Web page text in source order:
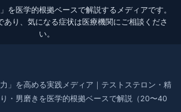
を医学的根拠ベースで解説するメディアです。
あり、気になる症状は医療機関にご相談くださ
い。
」を高める実践メディア｜テストステロン・精
・男磨きを医学的根拠ベースで解説（20〜40